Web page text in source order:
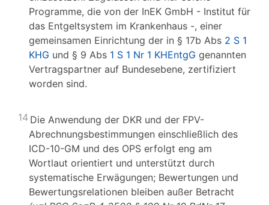
Programme, die von der InEK GmbH - Institut für
das Entgeltsystem im Krankenhaus -, einer
gemeinsamen Einrichtung der in § 17b Abs 2 S 1
KHG und § 9 Abs 1 S 1 Nr 1 KHEntgG genannten
Vertragspartner auf Bundesebene, zertifiziert
worden sind.
14 Die Anwendung der DKR und der FPV-
Abrechnungsbestimmungen einschließlich des
ICD-10-GM und des OPS erfolgt eng am
Wortlaut orientiert und unterstützt durch
systematische Erwägungen; Bewertungen und
Bewertungsrelationen bleiben außer Betracht